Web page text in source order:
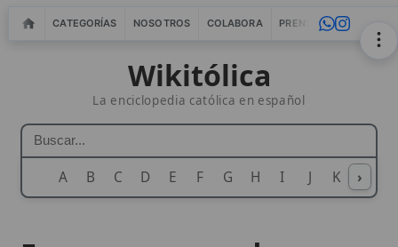
CATEGORÍAS NOSOTROS COLABORA PRENSA WEBMASTERS
Wikitólica
La enciclopedia católica en español
A B C D E F G H I J K L M
›